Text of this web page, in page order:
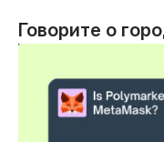
Говорите о